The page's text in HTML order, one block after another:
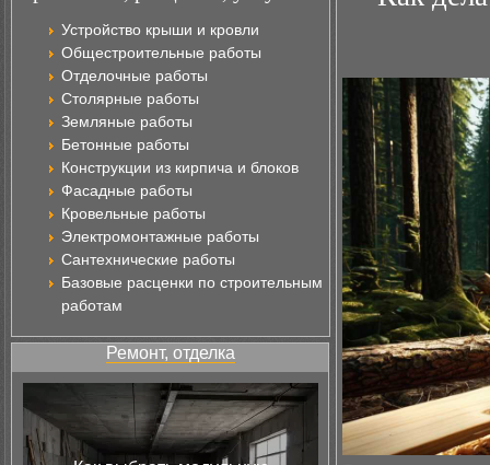
Устройство крыши и кровли
Общестроительные работы
Отделочные работы
Столярные работы
Земляные работы
Бетонные работы
Конструкции из кирпича и блоков
Фасадные работы
Кровельные работы
Электромонтажные работы
Сантехнические работы
Базовые расценки по строительным
работам
Ремонт, отделка